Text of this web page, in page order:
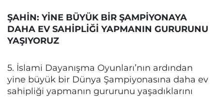
ŞAHİN: YİNE BÜYÜK BİR ŞAMPİYONAYA
DAHA EV SAHİPLİĞİ YAPMANIN GURURUNU
YAŞIYORUZ
5. İslami Dayanışma Oyunları’nın ardından
yine büyük bir Dünya Şampiyonasına daha ev
sahipliği yapmanın gururunu yaşadıklarını